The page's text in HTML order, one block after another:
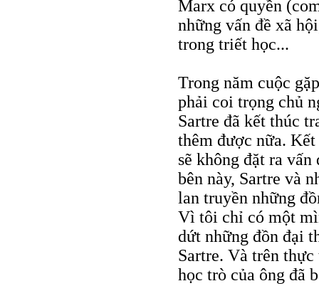
Marx có quyền
những vấn đề xã
trong triết học...
Trong năm cuộc
phải coi trọng chủ
Sartre đã kết thúc
thêm được nữa.
sẽ không đặt ra
bên này, Sartre và
lan truyền những
Vì tôi chỉ có một
dứt những đồn đại
Sartre. Và trên
học trò của ông đã